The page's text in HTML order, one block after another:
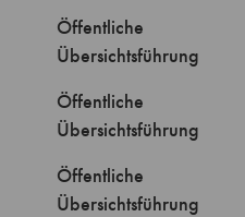
Öffentliche
Übersichtsführung
Öffentliche
Übersichtsführung
Öffentliche
Übersichtsführung